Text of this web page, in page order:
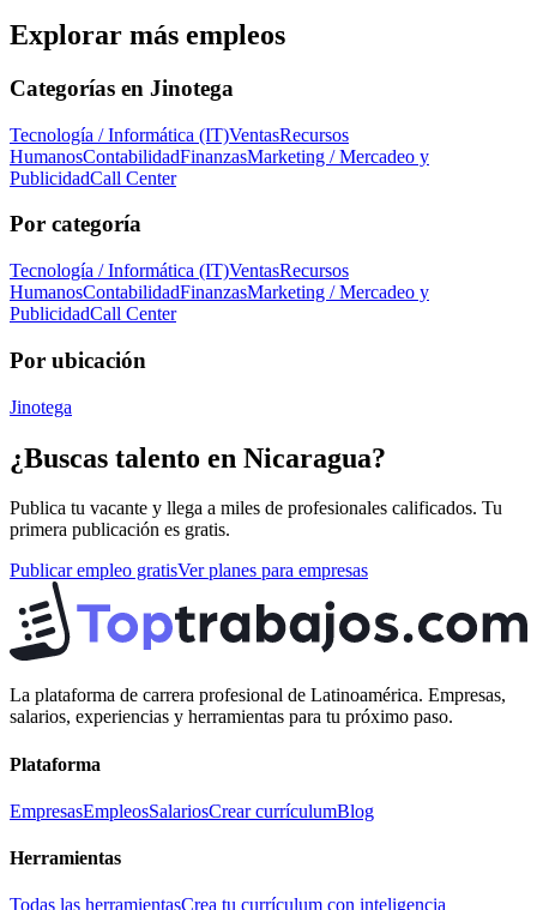
Explorar más empleos
Categorías en Jinotega
Tecnología / Informática (IT)VentasRecursos
HumanosContabilidadFinanzasMarketing / Mercadeo y
PublicidadCall Center
Por categoría
Tecnología / Informática (IT)VentasRecursos
HumanosContabilidadFinanzasMarketing / Mercadeo y
PublicidadCall Center
Por ubicación
Jinotega
¿Buscas talento en Nicaragua?
Publica tu vacante y llega a miles de profesionales calificados. Tu
primera publicación es gratis.
Publicar empleo gratisVer planes para empresas
La plataforma de carrera profesional de Latinoamérica. Empresas,
salarios, experiencias y herramientas para tu próximo paso.
Plataforma
EmpresasEmpleosSalariosCrear currículumBlog
Herramientas
Todas las herramientasCrea tu currículum con inteligencia